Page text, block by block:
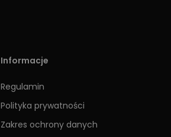
Informacje
Regulamin
Polityka prywatności
Zakres ochrony danych